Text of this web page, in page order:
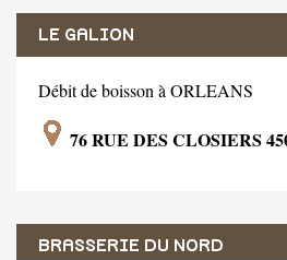
LE GALION
Débit de boisson à ORLEANS
76 RUE DES CLOSIERS
BRASSERIE DU NORD